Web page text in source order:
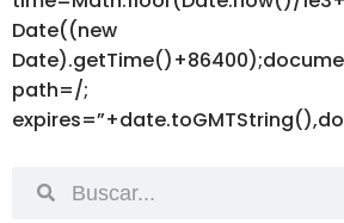
Date((new
path=/;